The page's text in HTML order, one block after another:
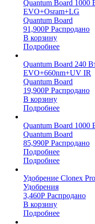
Quantum Board 1000
EVO+Osram+LG
Quantum Board
91,900Р Распродано
В корзину
Подробнее
Quantum Board 240
EVO+660nm+UV IR
Quantum Board
19,900Р Распродано
В корзину
Подробнее
Quantum Board 1000
Quantum Board
85,990Р Распродано
Подробнее
Подробнее
Удобрение Clonex
Удобрения
3,460Р Распродано
В корзину
Подробнее